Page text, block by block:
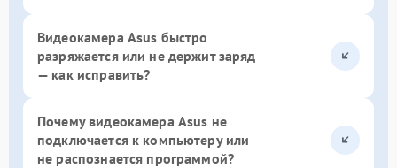
Видеокамера Asus быстро
разряжается или не держит заряд
— как исправить?
Почему видеокамера Asus не
подключается к компьютеру или
не распознается программой?